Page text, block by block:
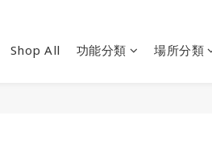
Shop All 功能分類 場所分類